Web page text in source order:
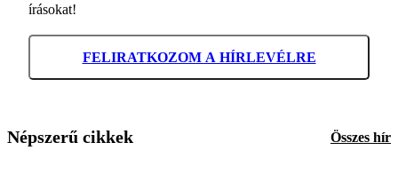
írásokat!
FELIRATKOZOM A HÍRLEVÉLRE
Népszerű cikkek Összes hír